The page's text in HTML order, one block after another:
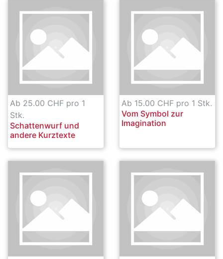
Ab 25.00 CHF pro 1
Stk.
Schattenwurf und
andere Kurztexte
Ab 15.00 CHF pro 1 Stk.
Vom Symbol zur
Imagination